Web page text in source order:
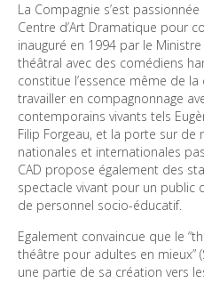
La Compagnie s’est
Centre d’Art Dramatique pour
inauguré en 1994 par le
théâtral avec des comédiens
constitue l’essence même de la
travailler en compagnonnage
contemporains vivants tels
Filip Forgeau, et la porte sur de
nationales et internationales
CAD propose également des
spectacle vivant pour un public
de personnel socio-éducatif.
Egalement convaincue que le
théâtre pour adultes en mieux”
une partie de sa création vers